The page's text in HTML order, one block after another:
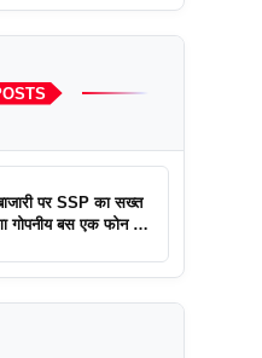
पर SSP का सख्त
गोपनीय बस एक फोन पर